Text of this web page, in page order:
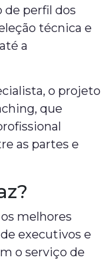
de perfil dos
técnica e
a
o projeto
que
as partes e
melhores
executivos e
o serviço de